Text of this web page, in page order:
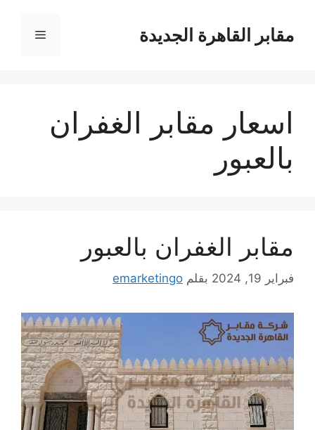
المحتوىمقابر القاهرة الجديدة القائمة
اسعار مقابر الغفران
بالعبور
مقابر الغفران بالعبور
فبراير 19, 2024 بقلم emarketingo